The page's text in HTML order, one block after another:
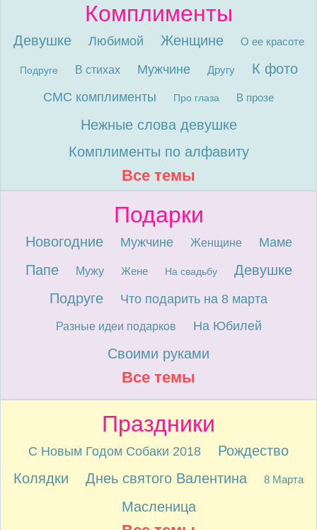
Комплименты
Девушке Любимой Женщине О ее красоте
Подруге В стихах Мужчине Другу К фото
СМС комплименты Про глаза В прозе
Нежные слова девушке
Комплименты по алфавиту
Все темы
Подарки
Новогодние Мужчине Женщине Маме
Папе Мужу Жене На свадьбу
Девушке
Подруге
Что подарить на 8 марта
Разные идеи подарков На Юбилей
Своими руками
Все темы
Праздники
С Новым Годом Собаки 2018
Рождество
Колядки
Днеь святого Валентина 8 Марта
Масленица